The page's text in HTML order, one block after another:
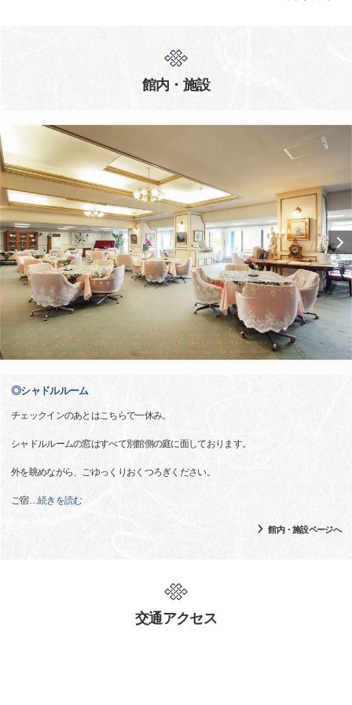
館内・施設
◎シャドルルーム
チェックインのあとはこちらで一休み。
シャドルルームの窓はすべて別館側の庭に面しております。
外を眺めながら、ごゆっくりおくつろぎください。
ご宿… 続きを読む
館内・施設ページへ
交通アクセス